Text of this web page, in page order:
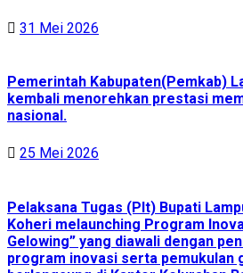
31 Mei 2026
Pemerintah Kabupaten(Pemkab)
kembali menorehkan prestasi
nasional.
25 Mei 2026
Pelaksana Tugas (Plt) Bupati
Koheri melaunching Program
Gelowing” yang diawali dengan
program inovasi serta pemukulan